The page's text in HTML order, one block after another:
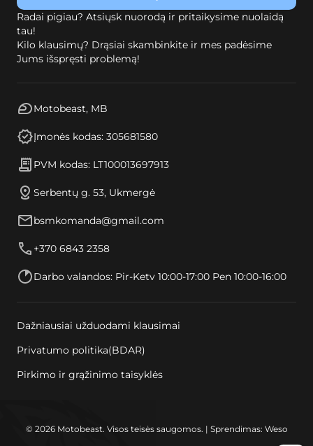
Radai pigiau? Atsiųsk nuorodą ir pritaikysime nuolaidą
tau!
Kilo klausimų? Drąsiai skambinkite ir mes padėsime
Jums išspręsti problemą!
Motobeast, MB
Įmonės kodas: 305681580
PVM kodas: LT100013697913
Serbentų g. 53, Ukmergė
bsmkomanda@gmail.com
+370 6843 2358
Darbo valandos: Pir-Ketv 10:00-17:00 Pen 10:00-16:00
Dažniausiai užduodami klausimai
Privatumo politika(BDAR)
Pirkimo ir grąžinimo taisyklės
© 2026 Motobeast. Visos teisės saugomos. | Sprendimas: Weso